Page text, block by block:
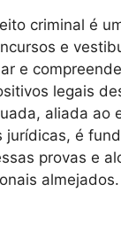
criminal é
e
e
legais
aliada ao
jurídicas, é
provas e
almejados.